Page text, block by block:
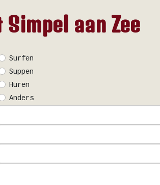
Simpel aan Zee
Surfen
Suppen
Huren
Anders